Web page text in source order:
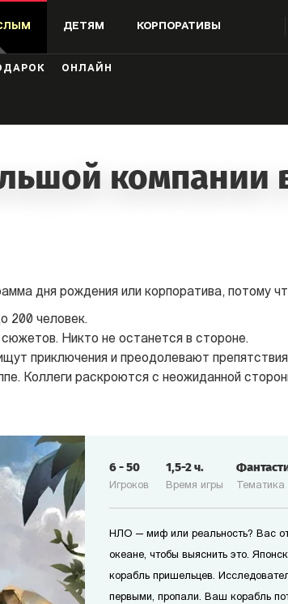
ЕСЛИ ВЫ ХОТИТЕ ПРИОБРЕСТИ ФРАНШИЗУ,
ДЕТЯМ КОРПОРАТИВЫ
ОНЛАЙН
компании
дня рождения или корпоратива, потому
200 человек.
Никто не останется в стороне.
приключения и преодолевают
Коллеги раскроются с неожиданной
Игроков
6-50
Время игры
1,5-2ч.
Тематика
НЛО — миф или реальность? Вас
океане, чтобы выяснить это.
корабль пришельцев.
первыми, пропали. Ваш корабль